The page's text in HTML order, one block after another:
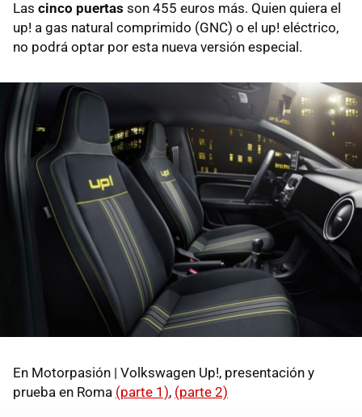
Las cinco puertas son 455 euros más. Quien quiera el
up! a gas natural comprimido (GNC) o el up! eléctrico,
no podrá optar por esta nueva versión especial.
En Motorpasión | Volkswagen Up!, presentación y
prueba en Roma (parte 1), (parte 2)